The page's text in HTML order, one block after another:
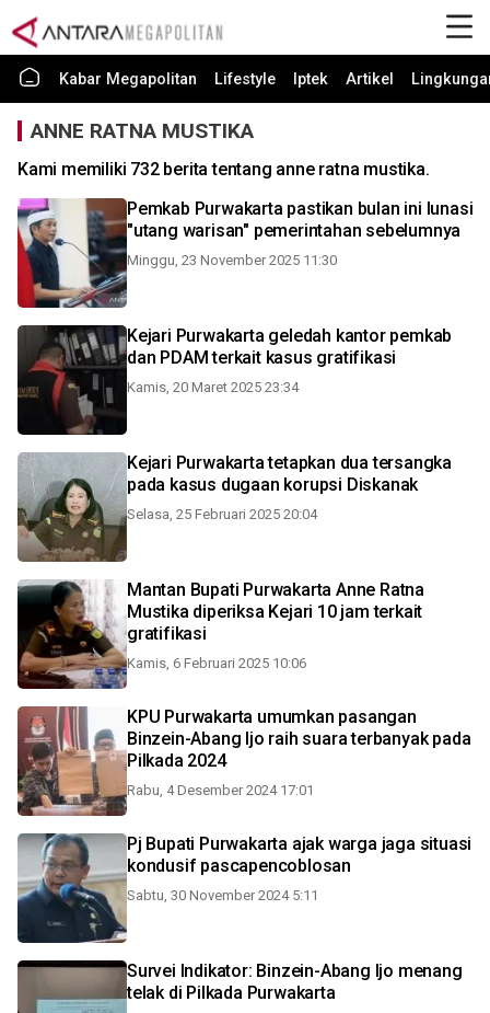
Kabar Megapolitan Lifestyle Iptek Artikel
ANNE RATNA MUSTIKA
Kami memiliki 732 berita tentang anne ratna mustika.
Pemkab Purwakarta pastikan bulan ini lunasi
"utang warisan" pemerintahan sebelumnya
Minggu, 23 November 2025 11:30
Kejari Purwakarta geledah kantor pemkab
dan PDAM terkait kasus gratifikasi
Kamis, 20 Maret 2025 23:34
Kejari Purwakarta tetapkan dua tersangka
pada kasus dugaan korupsi Diskanak
Selasa, 25 Februari 2025 20:04
Mantan Bupati Purwakarta Anne Ratna
Mustika diperiksa Kejari 10 jam terkait
gratifikasi
Kamis, 6 Februari 2025 10:06
KPU Purwakarta umumkan pasangan
Binzein-Abang Ijo raih suara terbanyak pada
Pilkada 2024
Rabu, 4 Desember 2024 17:01
Pj Bupati Purwakarta ajak warga jaga situasi
kondusif pascapencoblosan
Sabtu, 30 November 2024 5:11
Survei Indikator: Binzein-Abang Ijo menang
telak di Pilkada Purwakarta